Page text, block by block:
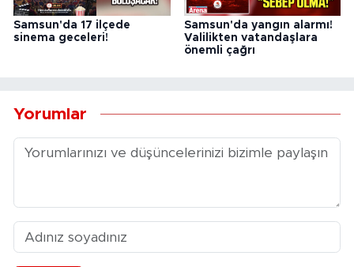
Samsun'da 17 ilçede
sinema geceleri!
Samsun'da yangın alarmı!
Valilikten vatandaşlara
önemli çağrı
Yorumlar